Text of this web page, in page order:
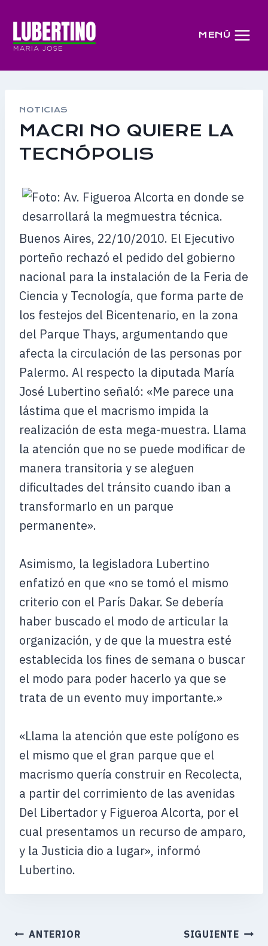
contenido
MENÚ
NOTICIAS
MACRI NO QUIERE LA
TECNÓPOLIS
Buenos Aires, 22/10/2010. El Ejecutivo
porteño rechazó el pedido del gobierno
nacional para la instalación de la Feria de
Ciencia y Tecnología, que forma parte de
los festejos del Bicentenario, en la zona
del Parque Thays, argumentando que
afecta la circulación de las personas por
Palermo. Al respecto la diputada María
José Lubertino señaló: «Me parece una
lástima que el macrismo impida la
realización de esta mega-muestra. Llama
la atención que no se puede modificar de
manera transitoria y se aleguen
dificultades del tránsito cuando iban a
transformarlo en un parque
permanente».
Asimismo, la legisladora Lubertino
enfatizó en que «no se tomó el mismo
criterio con el París Dakar. Se debería
haber buscado el modo de articular la
organización, y de que la muestra esté
establecida los fines de semana o buscar
el modo para poder hacerlo ya que se
trata de un evento muy importante.»
«Llama la atención que este polígono es
el mismo que el gran parque que el
macrismo quería construir en Recolecta,
a partir del corrimiento de las avenidas
Del Libertador y Figueroa Alcorta, por el
cual presentamos un recurso de amparo,
y la Justicia dio a lugar», informó
Lubertino.
ANTERIOR SIGUIENTE